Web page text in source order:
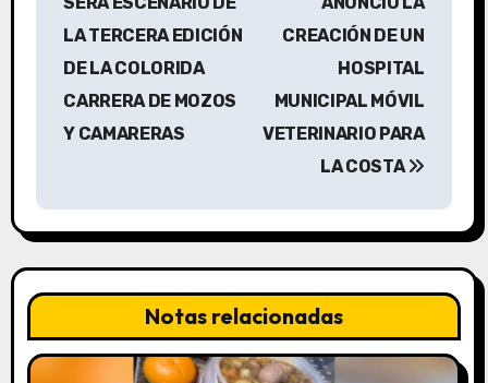
c
i
ó
n
LA TERCERA EDICIÓN
DE LA COLORIDA
CARRERA DE MOZOS
Y CAMARERAS
CREACIÓN DE UN
HOSPITAL
MUNICIPAL MÓVIL
VETERINARIO PARA
LA COSTA
Notas relacionadas